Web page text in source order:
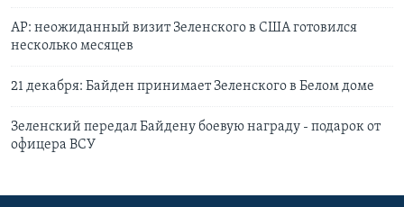
АР: неожиданный визит Зеленского в США готовился
несколько месяцев
21 декабря: Байден принимает Зеленского в Белом доме
Зеленский передал Байдену боевую награду - подарок от
офицера ВСУ